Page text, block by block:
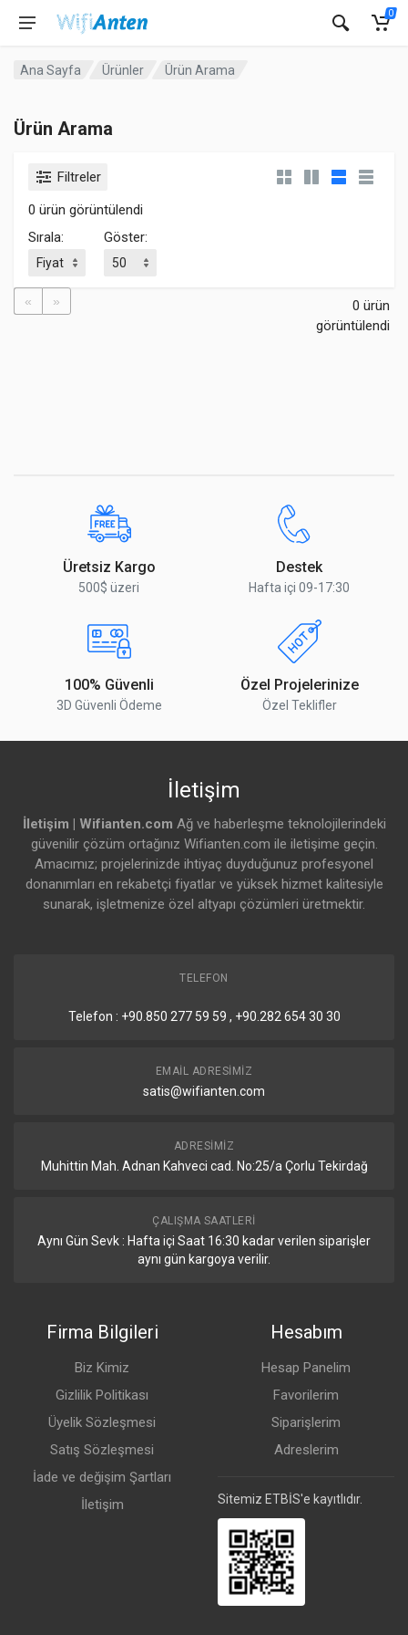
0
Ana Sayfa Ürünler Ürün Arama
Ürün Arama
Filtreler
0 ürün görüntülendi
Sırala:
Göster:
« »
0 ürün
görüntülendi
Üretsiz Kargo
500$ üzeri
Destek
Hafta içi 09-17:30
100% Güvenli
3D Güvenli Ödeme
Özel Projelerinize
Özel Teklifler
İletişim
İletişim | Wifianten.com Ağ ve haberleşme teknolojilerindeki
güvenilir çözüm ortağınız Wifianten.com ile iletişime geçin.
Amacımız; projelerinizde ihtiyaç duyduğunuz profesyonel
donanımları en rekabetçi fiyatlar ve yüksek hizmet kalitesiyle
sunarak, işletmenize özel altyapı çözümleri üretmektir.
TELEFON
Telefon : +90.850 277 59 59 , +90.282 654 30 30
EMAIL ADRESIMIZ
satis@wifianten.com
ADRESIMIZ
Muhittin Mah. Adnan Kahveci cad. No:25/a Çorlu Tekirdağ
ÇALIŞMA SAATLERI
Aynı Gün Sevk : Hafta içi Saat 16:30 kadar verilen siparişler
aynı gün kargoya verilir.
Firma Bilgileri
Biz Kimiz
Gizlilik Politikası
Üyelik Sözleşmesi
Satış Sözleşmesi
İade ve değişim Şartları
İletişim
Hesabım
Hesap Panelim
Favorilerim
Siparişlerim
Adreslerim
Sitemiz ETBİS'e kayıtlıdır.